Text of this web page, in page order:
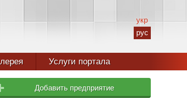
укр
рус
Услуги портала
Добавить предприятие